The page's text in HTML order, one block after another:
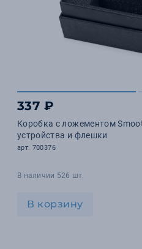
337 ₽
Коробка с ложементом
устройства и флешки
арт. 700376
В наличии 526 шт.
В корзину